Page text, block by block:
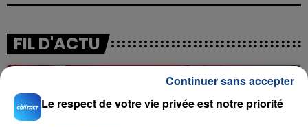
FIL D'ACTU
Le respect de votre vie privée est notre priorité
Continuer sans accepter